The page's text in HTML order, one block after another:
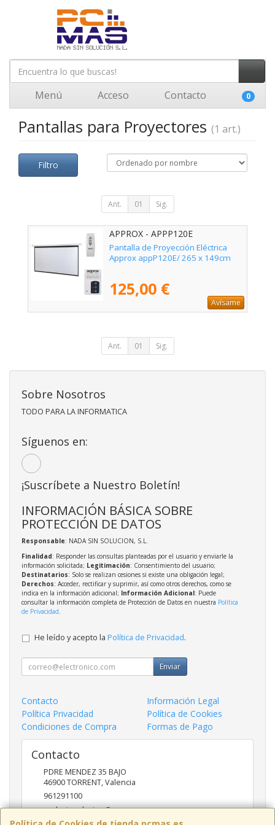
Menú Acceso Contacto 0
Pantallas para Proyectores (1 art.)
Filtro
Ant. 01 Sig.
APPROX - APPP120E
Pantalla de Proyección Eléctrica
Approx appP120E/ 265 x 149cm
125,00 €
Avísame
Ant. 01 Sig.
Sobre Nosotros
TODO PARA LA INFORMATICA
Síguenos en:
¡Suscríbete a Nuestro Boletín!
INFORMACIÓN BÁSICA SOBRE
PROTECCIÓN DE DATOS
Responsable: NADA SIN SOLUCION, S.L.
Finalidad: Responder las consultas planteadas por el usuario y enviarle la
información solicitada; Legitimación: Consentimiento del usuario;
Destinatarios: Solo se realizan cesiones si existe una obligación legal;
Derechos: Acceder, rectificar y suprimir, así como otros derechos, como se
indica en la información adicional; Información Adicional: Puede
consultar la información completa de Protección de Datos en nuestra Política
de Privacidad.
He leído y acepto la Política de Privacidad.
Enviar
Contacto
Información Legal
Política Privacidad
Política de Cookies
Condiciones de Compra
Formas de Pago
Contacto
PDRE MENDEZ 35 BAJO
46900TORRENT,Valencia
961291100
nadasinsolucion@pcmas.es